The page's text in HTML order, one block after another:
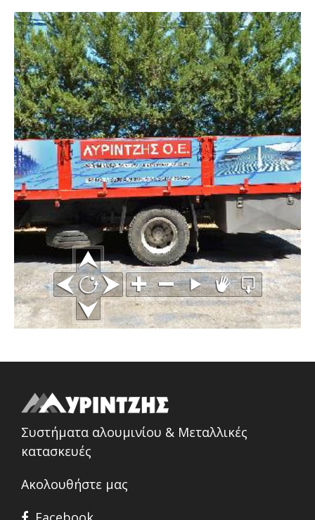
Συστήματα αλουμινίου & Μεταλλικές
κατασκευές
Ακολουθήστε μας